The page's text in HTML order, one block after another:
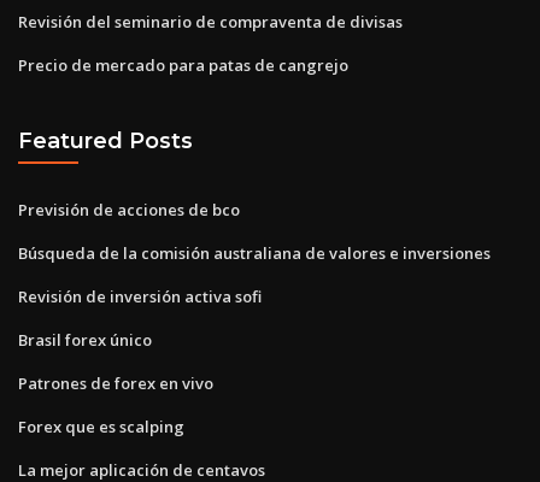
Revisión del seminario de compraventa de divisas
Precio de mercado para patas de cangrejo
Featured Posts
Previsión de acciones de bco
Búsqueda de la comisión australiana de valores e inversiones
Revisión de inversión activa sofi
Brasil forex único
Patrones de forex en vivo
Forex que es scalping
La mejor aplicación de centavos